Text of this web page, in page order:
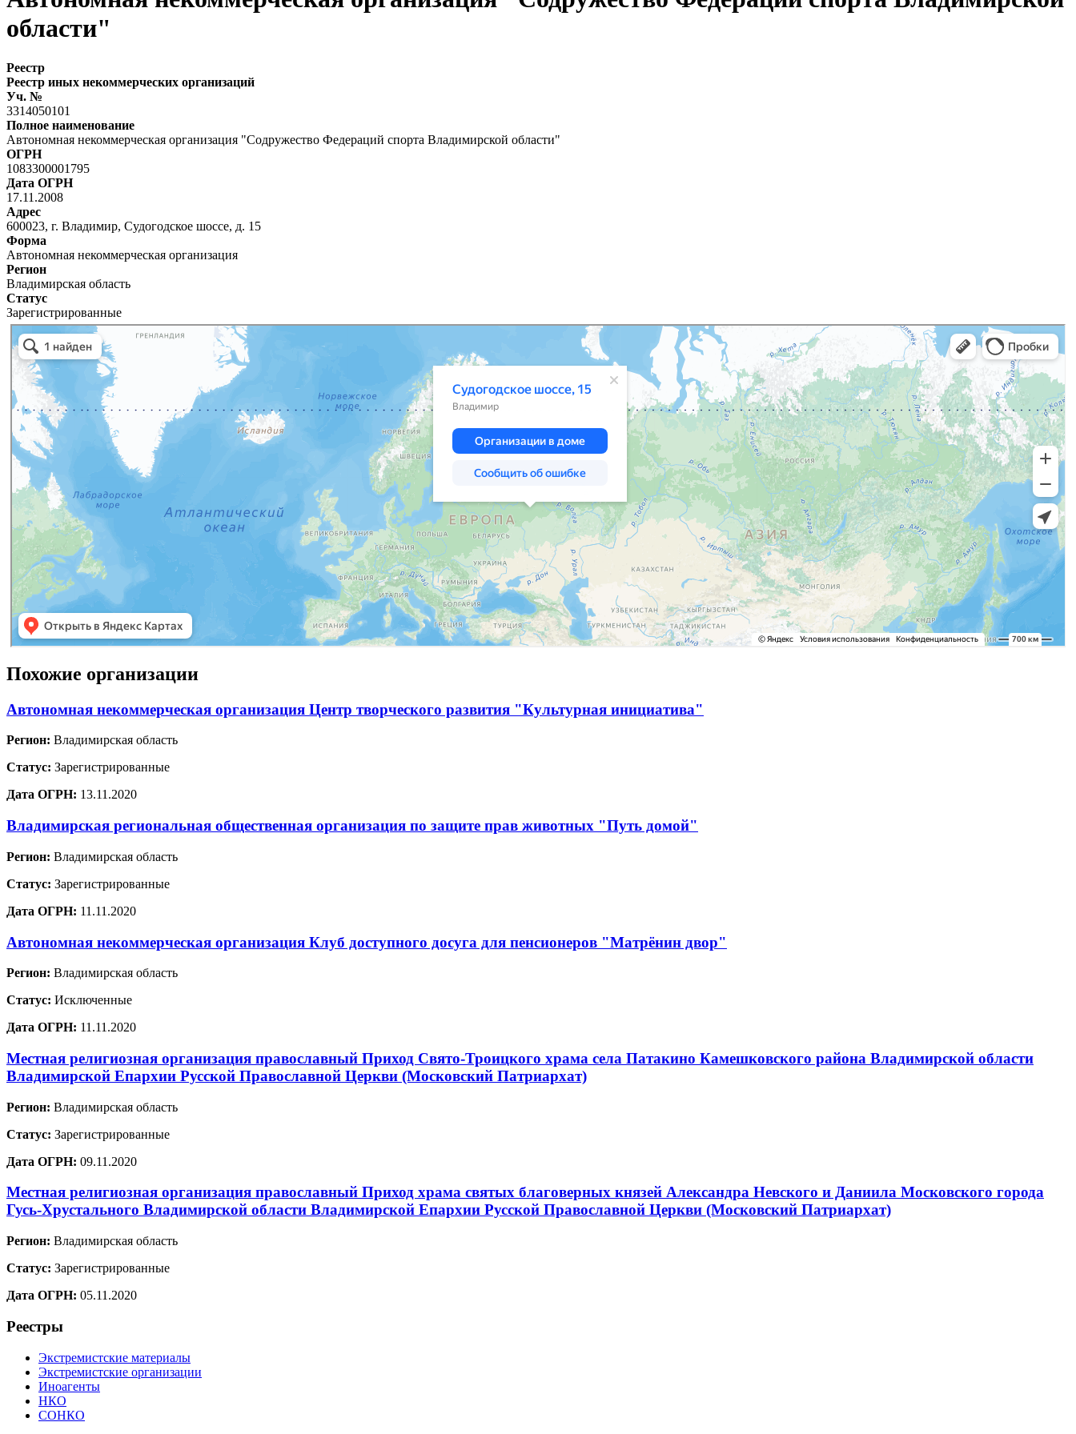
области"
Реестр
Реестр иных некоммерческих организаций
Уч. №
3314050101
Полное наименование
Автономная некоммерческая организация "Содружество Федераций спорта Владимирской области"
ОГРН
1083300001795
Дата ОГРН
17.11.2008
Адрес
600023, г. Владимир, Судогодское шоссе, д. 15
Форма
Автономная некоммерческая организация
Регион
Владимирская область
Статус
Зарегистрированные
Похожие организации
Автономная некоммерческая организация Центр творческого развития "Культурная инициатива"
Регион: Владимирская область
Статус: Зарегистрированные
Дата ОГРН: 13.11.2020
Владимирская региональная общественная организация по защите прав животных "Путь домой"
Регион: Владимирская область
Статус: Зарегистрированные
Дата ОГРН: 11.11.2020
Автономная некоммерческая организация Клуб доступного досуга для пенсионеров "Матрёнин двор"
Регион: Владимирская область
Статус: Исключенные
Дата ОГРН: 11.11.2020
Местная религиозная организация православный Приход Свято-Троицкого храма села Патакино Камешковского района Владимирской области
Владимирской Епархии Русской Православной Церкви (Московский Патриархат)
Регион: Владимирская область
Статус: Зарегистрированные
Дата ОГРН: 09.11.2020
Местная религиозная организация православный Приход храма святых благоверных князей Александра Невского и Даниила Московского города
Гусь-Хрустального Владимирской области Владимирской Епархии Русской Православной Церкви (Московский Патриархат)
Регион: Владимирская область
Статус: Зарегистрированные
Дата ОГРН: 05.11.2020
Реестры
Экстремистские материалы
Экстремистские организации
Иноагенты
НКО
СОНКО